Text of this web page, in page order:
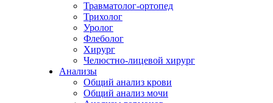
Травматолог-ортопед
Трихолог
Уролог
Флеболог
Хирург
Челюстно-лицевой хирург
Анализы
Общий анализ крови
Общий анализ мочи